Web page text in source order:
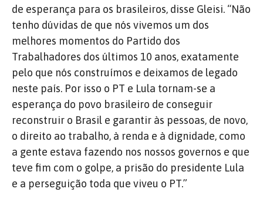
de esperança para os brasileiros, disse Gleisi. “Não
tenho dúvidas de que nós vivemos um dos
melhores momentos do Partido dos
Trabalhadores dos últimos 10 anos, exatamente
pelo que nós construímos e deixamos de legado
neste país. Por isso o PT e Lula tornam-se a
esperança do povo brasileiro de conseguir
reconstruir o Brasil e garantir às pessoas, de novo,
o direito ao trabalho, à renda e à dignidade, como
a gente estava fazendo nos nossos governos e que
teve fim com o golpe, a prisão do presidente Lula
e a perseguição toda que viveu o PT.”